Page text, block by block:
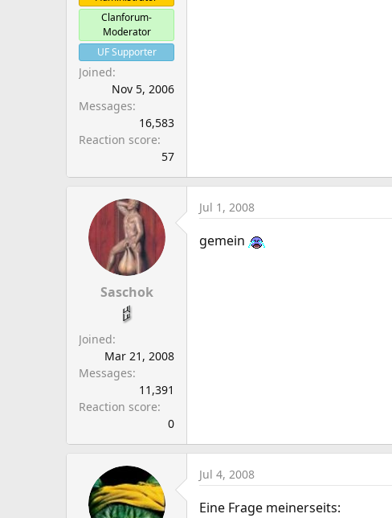
Clanforum-
Moderator
UF Supporter
Joined
Nov 5, 2006
Messages
16,583
Reaction score
57
Saschok
Joined
Mar 21, 2008
Messages
11,391
Reaction score
0
Jul 1, 2008
gemein
Jul 4, 2008
Eine Frage meinerseits: